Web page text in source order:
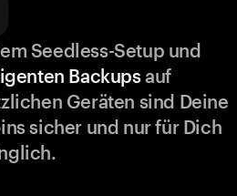
Seedless-Setup und
Backupsauf
Geräten sind Deine
sicher und nur für Dich